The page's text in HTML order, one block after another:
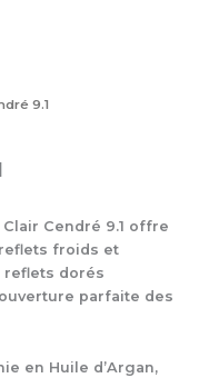
9.1
Cendré 9.1 offre
froids et
reflets dorés
parfaite des
en Huile d’Argan,